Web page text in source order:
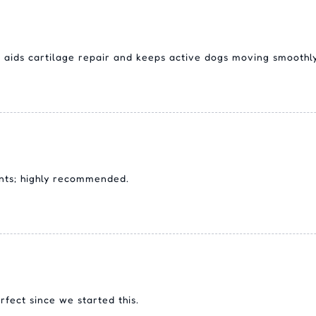
cartilage repair and keeps active dogs moving
highly recommended.
since we started this.